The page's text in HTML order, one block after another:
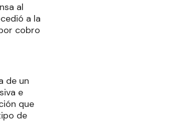
al
a la
cobro
de un
e
que
de